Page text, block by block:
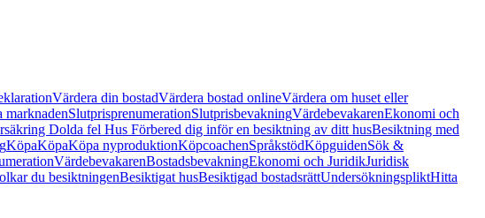
Värdera din bostadVärdera bostad onlineVärdera om huset eller
marknadenSlutprisprenumerationSlutprisbevakningVärdebevakarenEkonomi och
Dolda fel Hus Förbered dig inför en besiktning av ditt husBesiktning med
KöpaKöpaKöpa nyproduktionKöpcoachenSpråkstödKöpguidenSök &
VärdebevakarenBostadsbevakningEkonomi och JuridikJuridisk
du besiktningenBesiktigat husBesiktigad bostadsrättUndersökningspliktHitta